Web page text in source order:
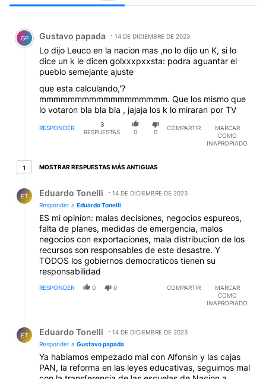
Comentario de Gustavo papada.
GP Gustavo papada 14 DE DICIEMBRE DE 2023
Lo dijo Leuco en la nacion mas ,no lo dijo un K, si lo
dice un k le dicen golxxxpxxsta: podra aguantar el
pueblo semejante ajuste
que esta calculando,'?
mmmmmmmmmmmmmmmmmm. Que los mismo que
lo votaron bla bla bla , jajaja los k lo miraran por TV
RESPONDER
3
RESPUESTAS
0 0
COMPARTIR
MARCAR
COMO
INAPROPIADO
11 respuesta más antiguas
MOSTRAR RESPUESTAS MÁS ANTIGUAS
ET Eduardo Tonelli
14 DE DICIEMBRE DE 2023
Responder a Eduardo Tonelli
ES mi opinion: malas decisiones, negocios espureos,
falta de planes, medidas de emergencia, malos
negocios con exportaciones, mala distribucion de los
recursos son responsables de este desastre. Y
TODOS los gobiernos democraticos tienen su
responsabilidad
RESPONDER 0 0 COMPARTIR
MARCAR
COMO
INAPROPIADO
ET Eduardo Tonelli
14 DE DICIEMBRE DE 2023
Responder a Gustavo papada
Ya habiamos empezado mal con Alfonsin y las cajas
PAN, la reforma en las leyes educativas, seguimos mal